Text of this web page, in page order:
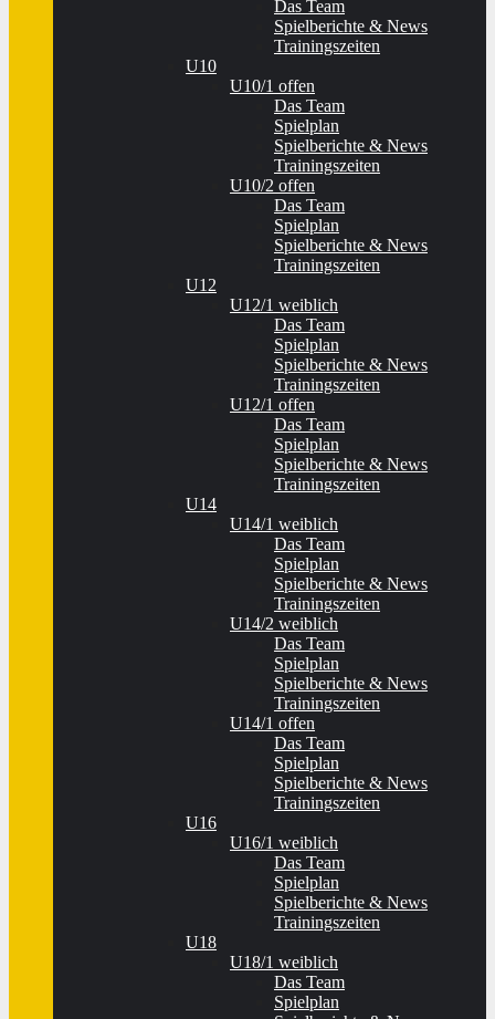
Das Team
Spielberichte & News
Trainingszeiten
U10
U10/1 offen
Das Team
Spielplan
Spielberichte & News
Trainingszeiten
U10/2 offen
Das Team
Spielplan
Spielberichte & News
Trainingszeiten
U12
U12/1 weiblich
Das Team
Spielplan
Spielberichte & News
Trainingszeiten
U12/1 offen
Das Team
Spielplan
Spielberichte & News
Trainingszeiten
U14
U14/1 weiblich
Das Team
Spielplan
Spielberichte & News
Trainingszeiten
U14/2 weiblich
Das Team
Spielplan
Spielberichte & News
Trainingszeiten
U14/1 offen
Das Team
Spielplan
Spielberichte & News
Trainingszeiten
U16
U16/1 weiblich
Das Team
Spielplan
Spielberichte & News
Trainingszeiten
U18
U18/1 weiblich
Das Team
Spielplan